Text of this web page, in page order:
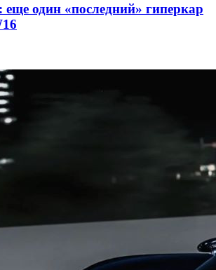
один «последний» гиперкар